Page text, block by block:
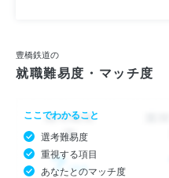
豊橋鉄道の
就職難易度・マッチ度
ここでわかること
選考難易度
重視する項目
あなたとのマッチ度